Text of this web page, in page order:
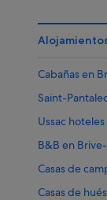
Cabañas en
Saint-
Ussac hoteles
B&B en
Casas de
Casas de